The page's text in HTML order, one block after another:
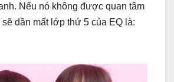
Nếu nó không được quan tâm
dần mất lớp thứ 5 của EQ là: